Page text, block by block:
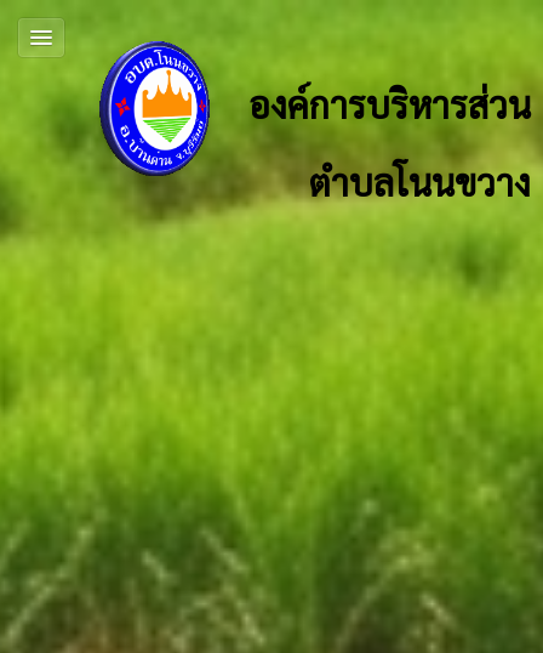
องค์การบริหารส่วน
ตำบลโนนขวาง